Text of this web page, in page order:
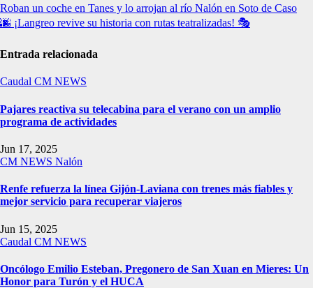
Navegación
de
entradas
Roban un coche en Tanes y lo arrojan al río Nalón en Soto de Caso
🌆 ¡Langreo revive su historia con rutas teatralizadas! 🎭
Entrada relacionada
Caudal CM NEWS
Pajares reactiva su telecabina para el verano con un amplio
programa de actividades
Jun 17, 2025
CM NEWS Nalón
Renfe refuerza la línea Gijón-Laviana con trenes más fiables y
mejor servicio para recuperar viajeros
Jun 15, 2025
Caudal CM NEWS
Oncólogo Emilio Esteban, Pregonero de San Xuan en Mieres: Un
Honor para Turón y el HUCA